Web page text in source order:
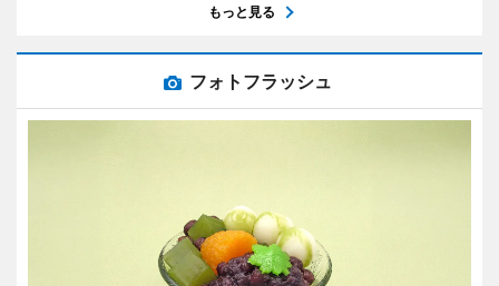
もっと見る
フォトフラッシュ